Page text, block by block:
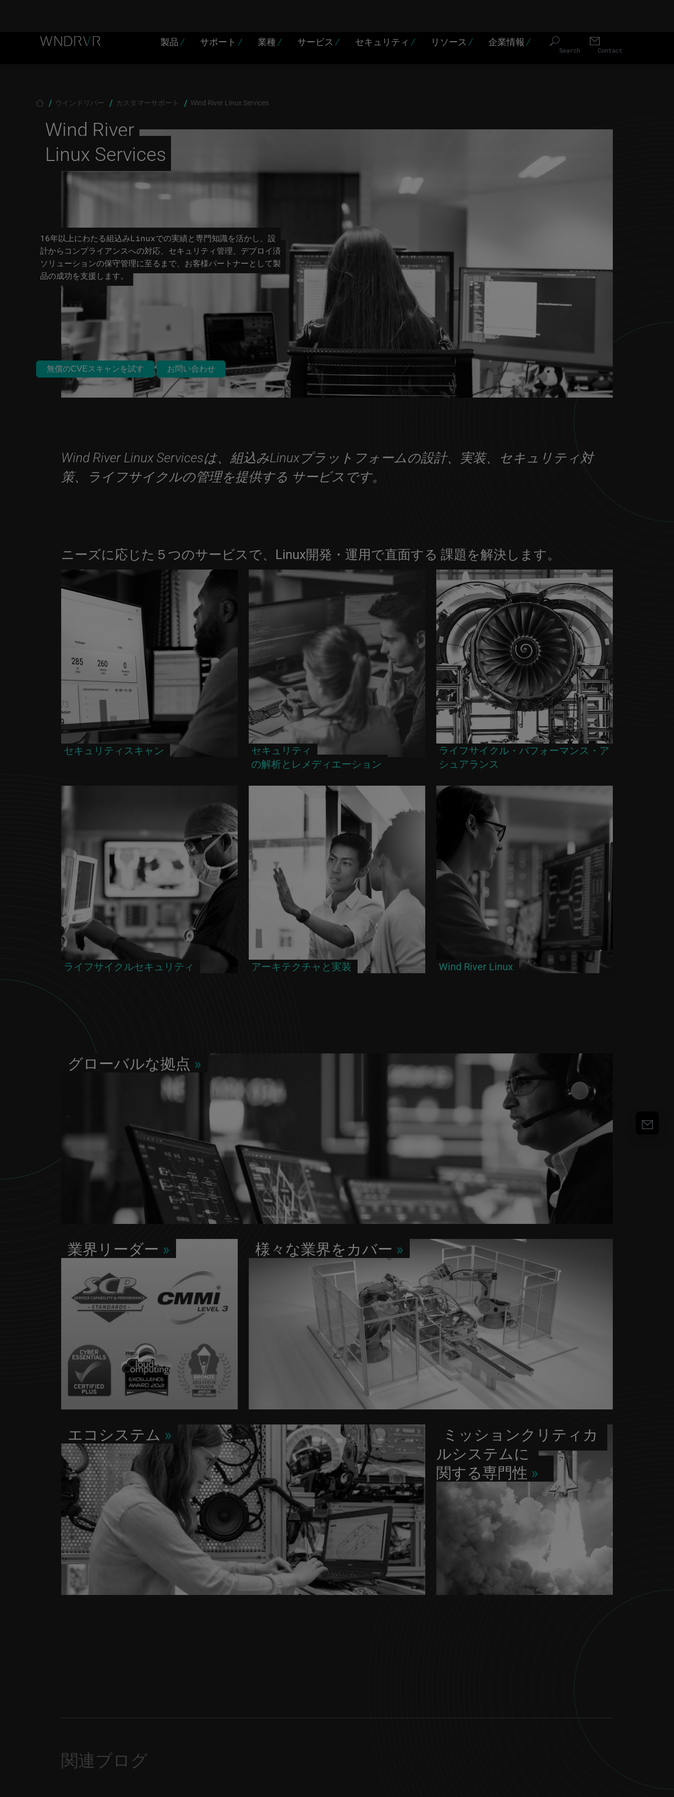
Skip to main content
Header Menu JP 製品 / サポート / 業種 / サービス / セキュリティ / リソース / 企業情報 /
Search Contact
Breadcrumb
ウインドリバー カスタマーサポート Wind River Linux Services
Wind River
Linux Services
16年以上にわたる組込みLinuxでの実績と専門知識を活かし、設
計からコンプライアンスへの対応、セキュリティ管理、デプロイ済
ソリューションの保守管理に至るまで、お客様パートナーとして製
品の成功を支援します。
無償のCVEスキャンを試す お問い合わせ
Wind River Linux Servicesは、組込みLinuxプラットフォームの設計、実装、セキュリティ対
策、ライフサイクルの管理を提供する サービスです。
ニーズに応じた５つのサービスで、Linux開発・運用で直面する 課題を解決します。
セキュリティスキャン
セキュリティ
の解析とレメディエーション
ライフサイクル・パフォーマンス・ア
シュアランス
ライフサイクルセキュリティ アーキテクチャと実装 Wind River Linux
グローバルな拠点 »
業界リーダー » 様々な業界をカバー »
エコシステム »
ミッションクリティカ
ルシステムに
関する専門性 »
関連ブログ